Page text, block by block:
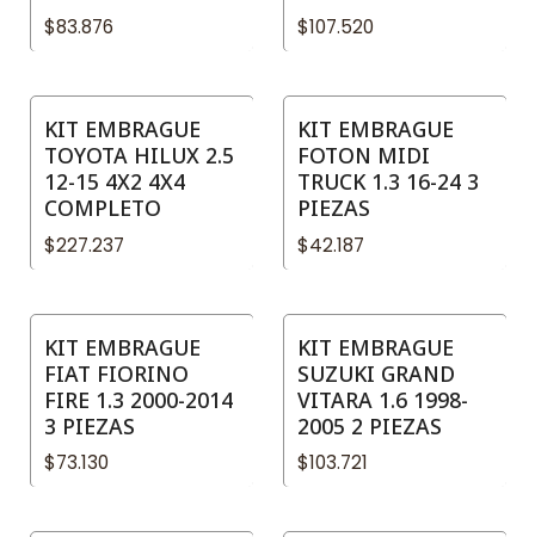
$83.876 $107.520
KIT EMBRAGUE
TOYOTA HILUX 2.5
12-15 4X2 4X4
COMPLETO
$227.237
KIT EMBRAGUE
FOTON MIDI
TRUCK 1.3 16-24 3
PIEZAS
$42.187
KIT EMBRAGUE
FIAT FIORINO
FIRE 1.3 2000-2014
3 PIEZAS
$73.130
KIT EMBRAGUE
SUZUKI GRAND
VITARA 1.6 1998-
2005 2 PIEZAS
$103.721